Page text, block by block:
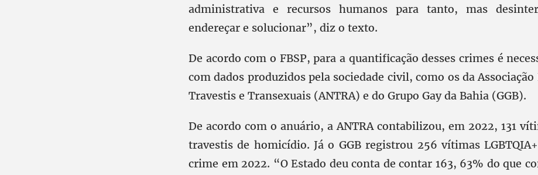
administrativa e recursos humanos para tanto, mas
endereçar e solucionar”, diz o texto.
De acordo com o FBSP, para a quantificação desses crimes é
com dados produzidos pela sociedade civil, como os da Associação
Travestis e Transexuais (ANTRA) e do Grupo Gay da Bahia (GGB).
De acordo com o anuário, a ANTRA contabilizou, em 2022, 131
travestis de homicídio. Já o GGB registrou 256 vítimas
crime em 2022. “O Estado deu conta de contar 163, 63% do que